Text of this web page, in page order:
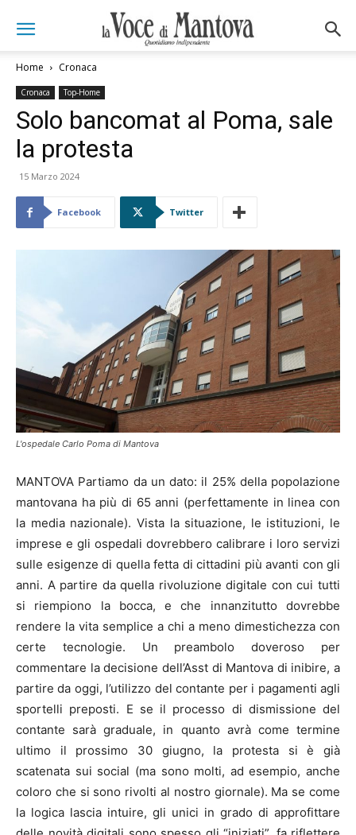
Home Cronaca
Cronaca Top-Home
Solo bancomat al Poma, sale
la protesta
15 Marzo 2024
Facebook Twitter
L'ospedale Carlo Poma di Mantova
MANTOVA Partiamo da un dato: il 25% della popolazione
mantovana ha più di 65 anni (perfettamente in linea con
la media nazionale). Vista la situazione, le istituzioni, le
imprese e gli ospedali dovrebbero calibrare i loro servizi
sulle esigenze di quella fetta di cittadini più avanti con gli
anni. A partire da quella rivoluzione digitale con cui tutti
si riempiono la bocca, e che innanzitutto dovrebbe
rendere la vita semplice a chi a meno dimestichezza con
certe tecnologie. Un preambolo doveroso per
commentare la decisione dell’Asst di Mantova di inibire, a
partire da oggi, l’utilizzo del contante per i pagamenti agli
sportelli preposti. E se il processo di dismissione del
contante sarà graduale, in quanto avrà come termine
ultimo il prossimo 30 giugno, la protesta si è già
scatenata sui social (ma sono molti, ad esempio, anche
coloro che si sono rivolti al nostro giornale). Ma se come
la logica lascia intuire, gli unici in grado di approfittare